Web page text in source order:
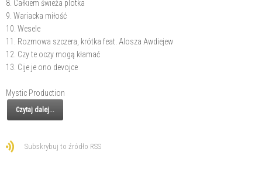
8. Całkiem świeża plotka
9. Wariacka miłość
10. Wesele
11. Rozmowa szczera, krótka feat. Alosza Awdiejew
12. Czy te oczy mogą kłamać
13. Cije je ono devojce
Mystic Production
Czytaj dalej...
Subskrybuj to źródło RSS